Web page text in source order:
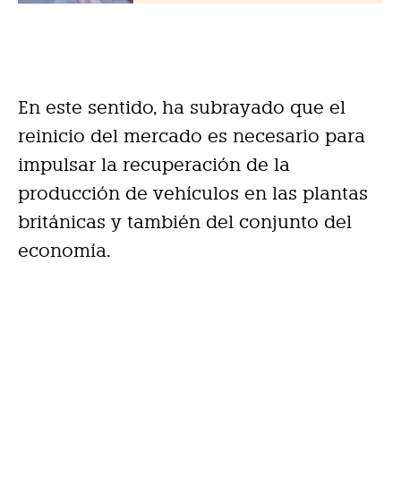
En este sentido, ha subrayado que el
reinicio del mercado es necesario para
impulsar la recuperación de la
producción de vehículos en las plantas
británicas y también del conjunto del
economía.